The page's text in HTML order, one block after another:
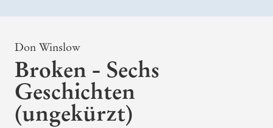
Don Winslow
Broken - Sechs
Geschichten
(ungekürzt)